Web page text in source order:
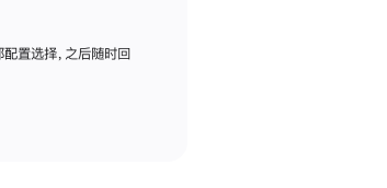
置选择，之后随时回